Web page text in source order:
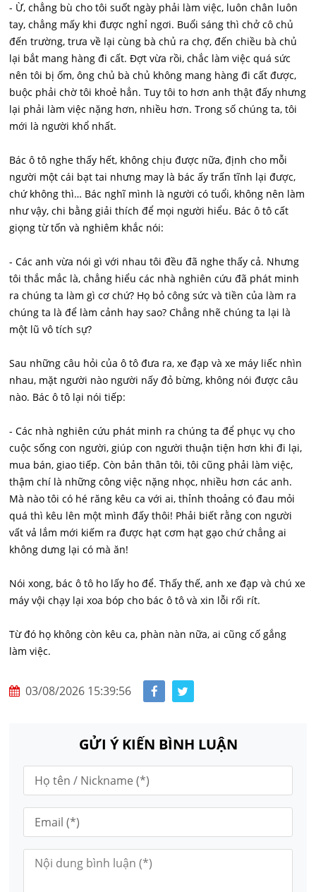
- Ừ, chẳng bù cho tôi suốt ngày phải làm việc, luôn chân luôn
tay, chẳng mấy khi được nghỉ ngơi. Buổi sáng thì chở cô chủ
đến trường, trưa về lại cùng bà chủ ra chợ, đến chiều bà chủ
lại bắt mang hàng đi cất. Đợt vừa rồi, chắc làm việc quá sức
nên tôi bị ốm, ông chủ bà chủ không mang hàng đi cất được,
buộc phải chờ tôi khoẻ hẳn. Tuy tôi to hơn anh thật đấy nhưng
lại phải làm việc nặng hơn, nhiều hơn. Trong số chúng ta, tôi
mới là người khổ nhất.
Bác ô tô nghe thấy hết, không chịu được nữa, định cho mỗi
người một cái bạt tai nhưng may là bác ấy trấn tĩnh lại được,
chứ không thì… Bác nghĩ mình là người có tuổi, không nên làm
như vậy, chi bằng giải thích để mọi người hiểu. Bác ô tô cất
giọng từ tốn và nghiêm khắc nói:
- Các anh vừa nói gì với nhau tôi đều đã nghe thấy cả. Nhưng
tôi thắc mắc là, chẳng hiểu các nhà nghiên cứu đã phát minh
ra chúng ta làm gì cơ chứ? Họ bỏ công sức và tiền của làm ra
chúng ta là để làm cảnh hay sao? Chẳng nhẽ chúng ta lại là
một lũ vô tích sự?
Sau những câu hỏi của ô tô đưa ra, xe đạp và xe máy liếc nhìn
nhau, mặt người nào người nấy đỏ bừng, không nói được câu
nào. Bác ô tô lại nói tiếp:
- Các nhà nghiên cứu phát minh ra chúng ta để phục vụ cho
cuộc sống con người, giúp con người thuận tiện hơn khi đi lại,
mua bán, giao tiếp. Còn bản thân tôi, tôi cũng phải làm việc,
thậm chí là những công việc nặng nhọc, nhiều hơn các anh.
Mà nào tôi có hé răng kêu ca với ai, thỉnh thoảng có đau mỏi
quá thì kêu lên một mình đấy thôi! Phải biết rằng con người
vất vả lắm mới kiếm ra được hạt cơm hạt gạo chứ chẳng ai
không dưng lại có mà ăn!
Nói xong, bác ô tô ho lấy ho để. Thấy thế, anh xe đạp và chú xe
máy vội chạy lại xoa bóp cho bác ô tô và xin lỗi rối rít.
Từ đó họ không còn kêu ca, phàn nàn nữa, ai cũng cố gắng
làm việc.
03/08/2026 15:39:56
GỬI Ý KIẾN BÌNH LUẬN